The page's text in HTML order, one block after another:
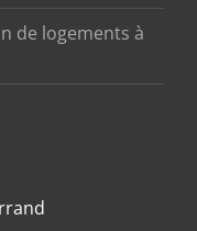
de logements à